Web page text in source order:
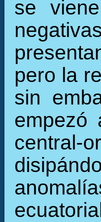
se
pero la
sin
empezó